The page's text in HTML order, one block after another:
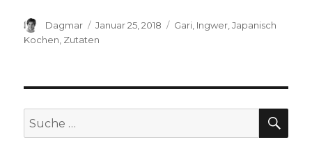
Autor
Dagmar
Veröffentlicht
am
Januar 25, 2018 Schlagwörter
Gari Ingwer ,Japanisch
Kochen Zutaten
Suche
nach: